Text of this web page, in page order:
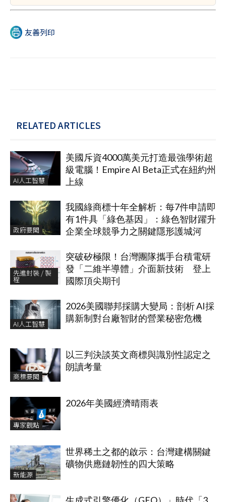
友善列印
RELATED ARTICLES
AI人工智慧
美國斥資4000萬美元打造最強學術超
級電腦！Empire AI Beta正式在紐約州
上線
政府要聞
我國綠商標十年全解析：每7件申請即
有1件具「綠色基因」：綠色智財躍升
企業全球競爭力之關鍵隱形護城河
先進封裝 / 製
程
突破矽極限！台灣團隊攜手台積電研
發「二維半導體」介面新技術 登上
國際頂尖期刊
AI人工智慧
2026美國聯邦採購大變局：剖析 AI採
購新制對台廠智財的營業秘密危機
商標要聞
以三判決談英文商標與識別性認定之
朗讀考量
專家觀點
2026年美國經濟晴雨表
新能源
世界稀土之都的啟示：台灣建構關鍵
礦物供應鏈韌性的四大策略
生成式引擎優化（GEO）」時代「3